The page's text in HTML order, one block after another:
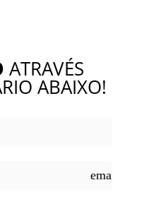
ATRAVÉS
ABAIXO!
email